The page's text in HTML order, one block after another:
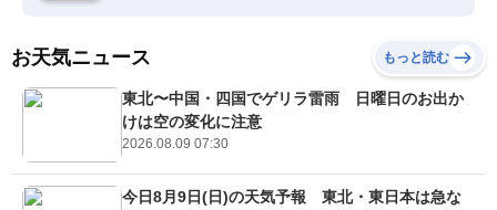
お天気ニュース もっと読む
東北〜中国・四国でゲリラ雷雨 日曜日のお出か
けは空の変化に注意
2026.08.09 07:30
今日8月9日(日)の天気予報 東北・東日本は急な